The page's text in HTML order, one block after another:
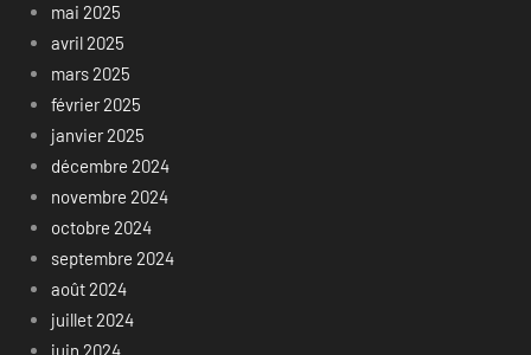
mai 2025
avril 2025
mars 2025
février 2025
janvier 2025
décembre 2024
novembre 2024
octobre 2024
septembre 2024
août 2024
juillet 2024
juin 2024